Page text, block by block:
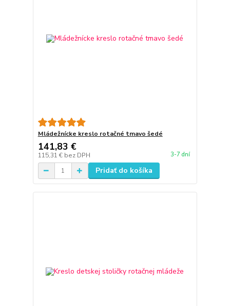
Mládežnícke kreslo rotačné tmavo šedé
141,83 €
115,31 € bez DPH 3-7 dní
Pridať do košíka